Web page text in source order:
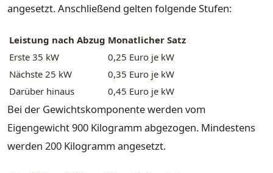
angesetzt. Anschließend gelten folgende Stufen:
Leistung nach Abzug Monatlicher Satz
Erste 35 kW
0,25 Euro je kW
Nächste 25 kW
0,35 Euro je kW
Darüber hinaus
0,45 Euro je kW
Bei der Gewichtskomponente werden vom
Eigengewicht 900 Kilogramm abgezogen. Mindestens
werden 200 Kilogramm angesetzt.